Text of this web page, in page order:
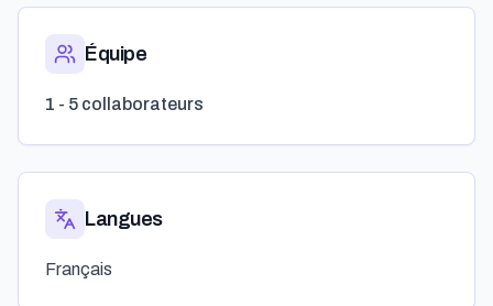
Équipe
1 - 5 collaborateurs
Langues
Français